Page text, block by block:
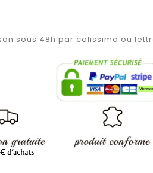
sous 48h par colissimo ou